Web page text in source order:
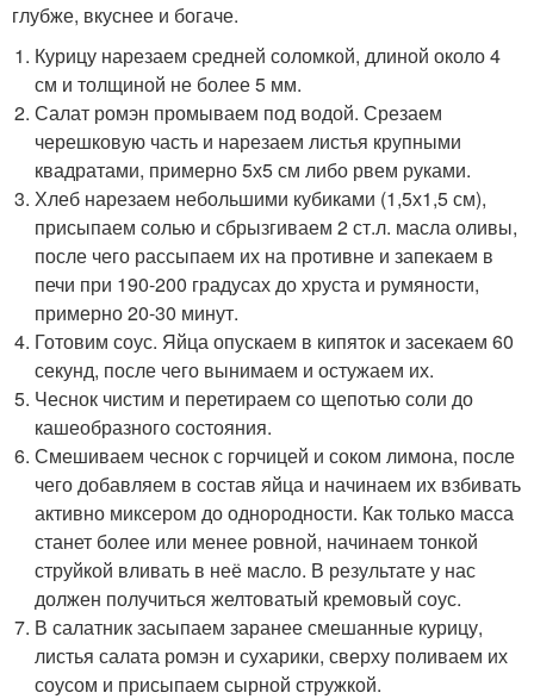
глубже, вкуснее и богаче.
Курицу нарезаем средней соломкой, длиной около 4
см и толщиной не более 5 мм.
Салат ромэн промываем под водой. Срезаем
черешковую часть и нарезаем листья крупными
квадратами, примерно 5х5 см либо рвем руками.
Хлеб нарезаем небольшими кубиками (1,5х1,5 см),
присыпаем солью и сбрызгиваем 2 ст.л. масла оливы,
после чего рассыпаем их на противне и запекаем в
печи при 190-200 градусах до хруста и румяности,
примерно 20-30 минут.
Готовим соус. Яйца опускаем в кипяток и засекаем 60
секунд, после чего вынимаем и остужаем их.
Чеснок чистим и перетираем со щепотью соли до
кашеобразного состояния.
Смешиваем чеснок с горчицей и соком лимона, после
чего добавляем в состав яйца и начинаем их взбивать
активно миксером до однородности. Как только масса
станет более или менее ровной, начинаем тонкой
струйкой вливать в неё масло. В результате у нас
должен получиться желтоватый кремовый соус.
В салатник засыпаем заранее смешанные курицу,
листья салата ромэн и сухарики, сверху поливаем их
соусом и присыпаем сырной стружкой.